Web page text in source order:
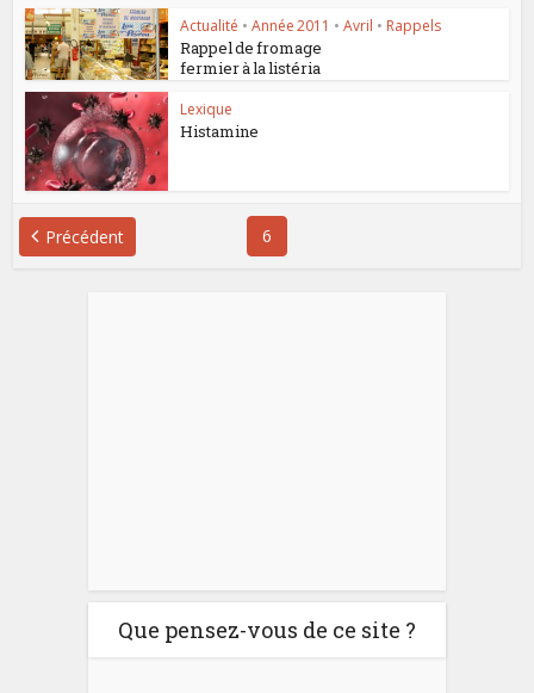
Actualité • Année 2011 • Avril • Rappels
Rappel de fromage
fermier à la listéria
Lexique
Histamine
Précédent 6
Que pensez-vous de ce site ?